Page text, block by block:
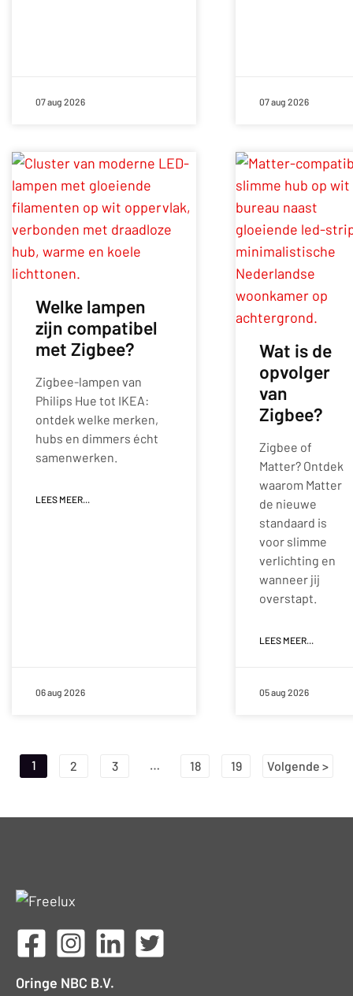
07 aug 2026 07 aug 2026
Welke lampen
zijn compatibel
met Zigbee?
Zigbee-lampen van
Philips Hue tot IKEA:
ontdek welke merken,
hubs en dimmers écht
samenwerken.
LEES MEER...
06 aug 2026
Wat is de
opvolger
van
Zigbee?
Zigbee of
Matter? Ontdek
waarom Matter
de nieuwe
standaard is
voor slimme
verlichting en
wanneer jij
overstapt.
LEES MEER...
05 aug 2026
Berichten
1 2 3 … 18 19 Volgende >
Oringe NBC B.V.